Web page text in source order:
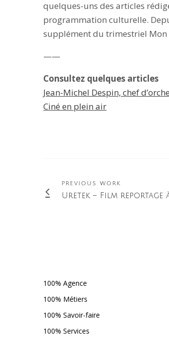
quelques-uns des articles
programmation culturelle.
supplément du trimestriel Mon
——
Consultez quelques articles
Jean-Michel Despin, chef
Ciné en plein air
PREVIOUS WORK
Uretek – Film reportage
100% Agence
100% Métiers
100% Savoir-faire
100% Services